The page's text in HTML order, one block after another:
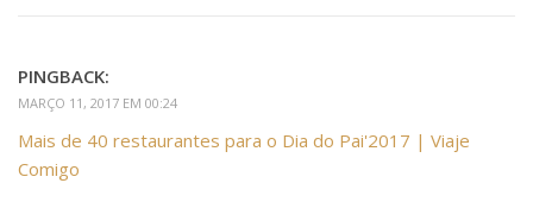
PINGBACK:
MARÇO 11, 2017 EM 00:24
Mais de 40 restaurantes para o Dia do Pai'2017 | Viaje
Comigo